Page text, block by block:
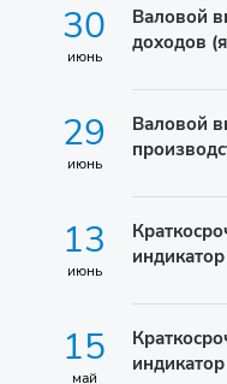
30
июнь
Валовой
доходов
29
июнь
Валовой
13
июнь
15
май